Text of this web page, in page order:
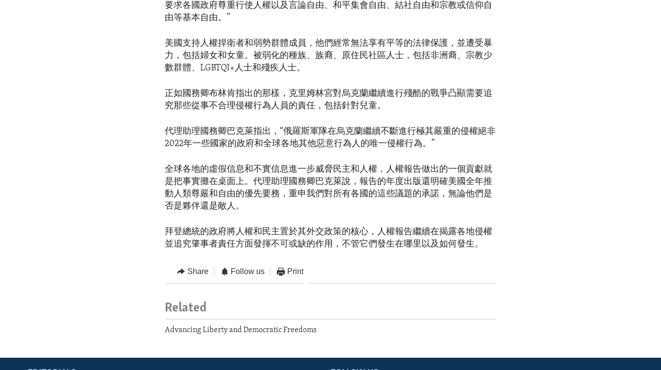
要求各國政府尊重行使人權以及言論自由、和平集會自由、結社自由和宗教或信仰自
由等基本自由。”
美國支持人權捍衛者和弱勢群體成員，他們經常無法享有平等的法律保護，並遭受暴
力，包括婦女和女童。被弱化的種族、族裔、原住民社區人士，包括非洲裔、宗教少
數群體、LGBTQI+人士和殘疾人士。
正如國務卿布林肯指出的那樣，克里姆林宮對烏克蘭繼續進行殘酷的戰爭凸顯需要追
究那些從事不合理侵權行為人員的責任，包括針對兒童。
代理助理國務卿巴克萊指出，“俄羅斯軍隊在烏克蘭繼續不斷進行極其嚴重的侵權絕非
2022年一些國家的政府和全球各地其他惡意行為人的唯一侵權行為。”
全球各地的虛假信息和不實信息進一步威脅民主和人權，人權報告做出的一個貢獻就
是把事實攤在桌面上。代理助理國務卿巴克萊說，報告的年度出版還明確美國全年推
動人類尊嚴和自由的優先要務，重申我們對所有各國的這些議題的承諾，無論他們是
否是夥伴還是敵人。
拜登總統的政府將人權和民主置於其外交政策的核心，人權報告繼續在揭露各地侵權
並追究肇事者責任方面發揮不可或缺的作用，不管它們發生在哪里以及如何發生。
Share Follow us Print
Related
Advancing Liberty and Democratic Freedoms